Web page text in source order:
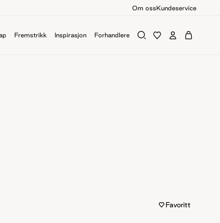
Om ossKundeservice
Fremstrikk Inspirasjon Forhandlere
Favoritt